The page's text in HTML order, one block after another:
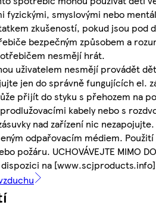
fyzickými, smyslovými nebo
zkušeností, pokud jsou pod
bezpečným způsobem a
nesmějí hrát.
uživatelem nesmějí provádět
jen do správně fungujících el.
přijít do styku s přehozem na
kabely nebo s
nad zařízení nic
odpařovacím médiem.
požáru. UCHOVÁVEJTE MIMO
dispozici na